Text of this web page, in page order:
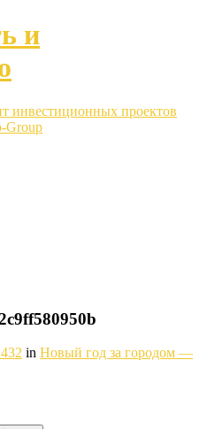
и
инвестиционных проектов
Group
in Новый год за городом —